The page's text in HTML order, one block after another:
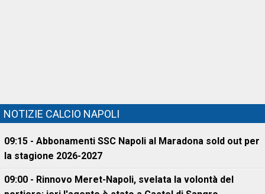
NOTIZIE CALCIO NAPOLI
09:15 - Abbonamenti SSC Napoli al Maradona sold out per
la stagione 2026-2027
09:00 - Rinnovo Meret-Napoli, svelata la volontà del